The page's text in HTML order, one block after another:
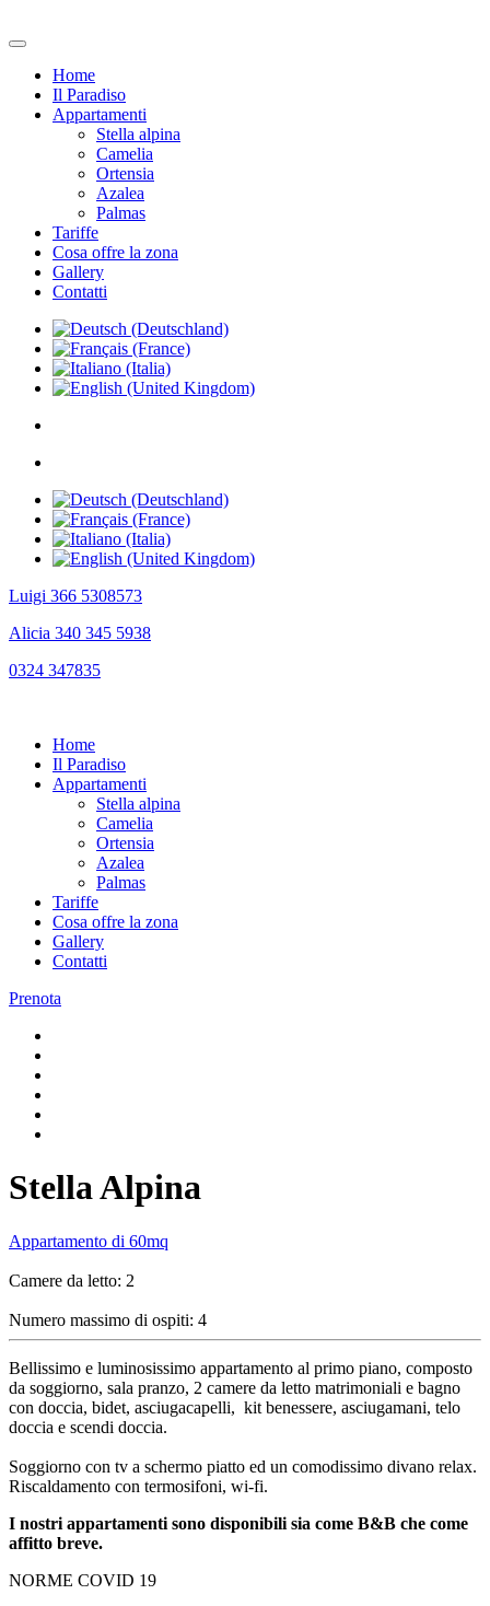
Home
Il Paradiso
Appartamenti
Stella alpina
Camelia
Ortensia
Azalea
Palmas
Tariffe
Cosa offre la zona
Gallery
Contatti
Luigi 366 5308573
Alicia 340 345 5938
0324 347835
Home
Il Paradiso
Appartamenti
Stella alpina
Camelia
Ortensia
Azalea
Palmas
Tariffe
Cosa offre la zona
Gallery
Contatti
Prenota
Stella Alpina
Appartamento di 60mq
Camere da letto: 2
Numero massimo di ospiti: 4
Bellissimo e luminosissimo appartamento al primo piano, composto
da soggiorno, sala pranzo, 2 camere da letto matrimoniali e bagno
con doccia, bidet, asciugacapelli, kit benessere, asciugamani, telo
doccia e scendi doccia.
Soggiorno con tv a schermo piatto ed un comodissimo divano relax.
Riscaldamento con termosifoni, wi-fi.
I nostri appartamenti sono disponibili sia come B&B che come
affitto breve.
NORME COVID 19